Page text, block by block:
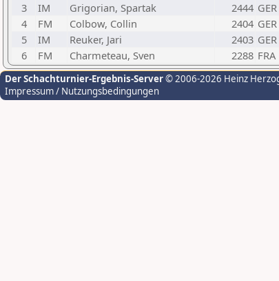
3
IM Grigorian, Spartak 2444 GER
4
FM Colbow, Collin 2404 GER
5
IM Reuker, Jari 2403 GER
6
FM Charmeteau, Sven 2288 FRA
Der Schachturnier-Ergebnis-Server© 2006-2026 Heinz
Impressum / Nutzungsbedingungen